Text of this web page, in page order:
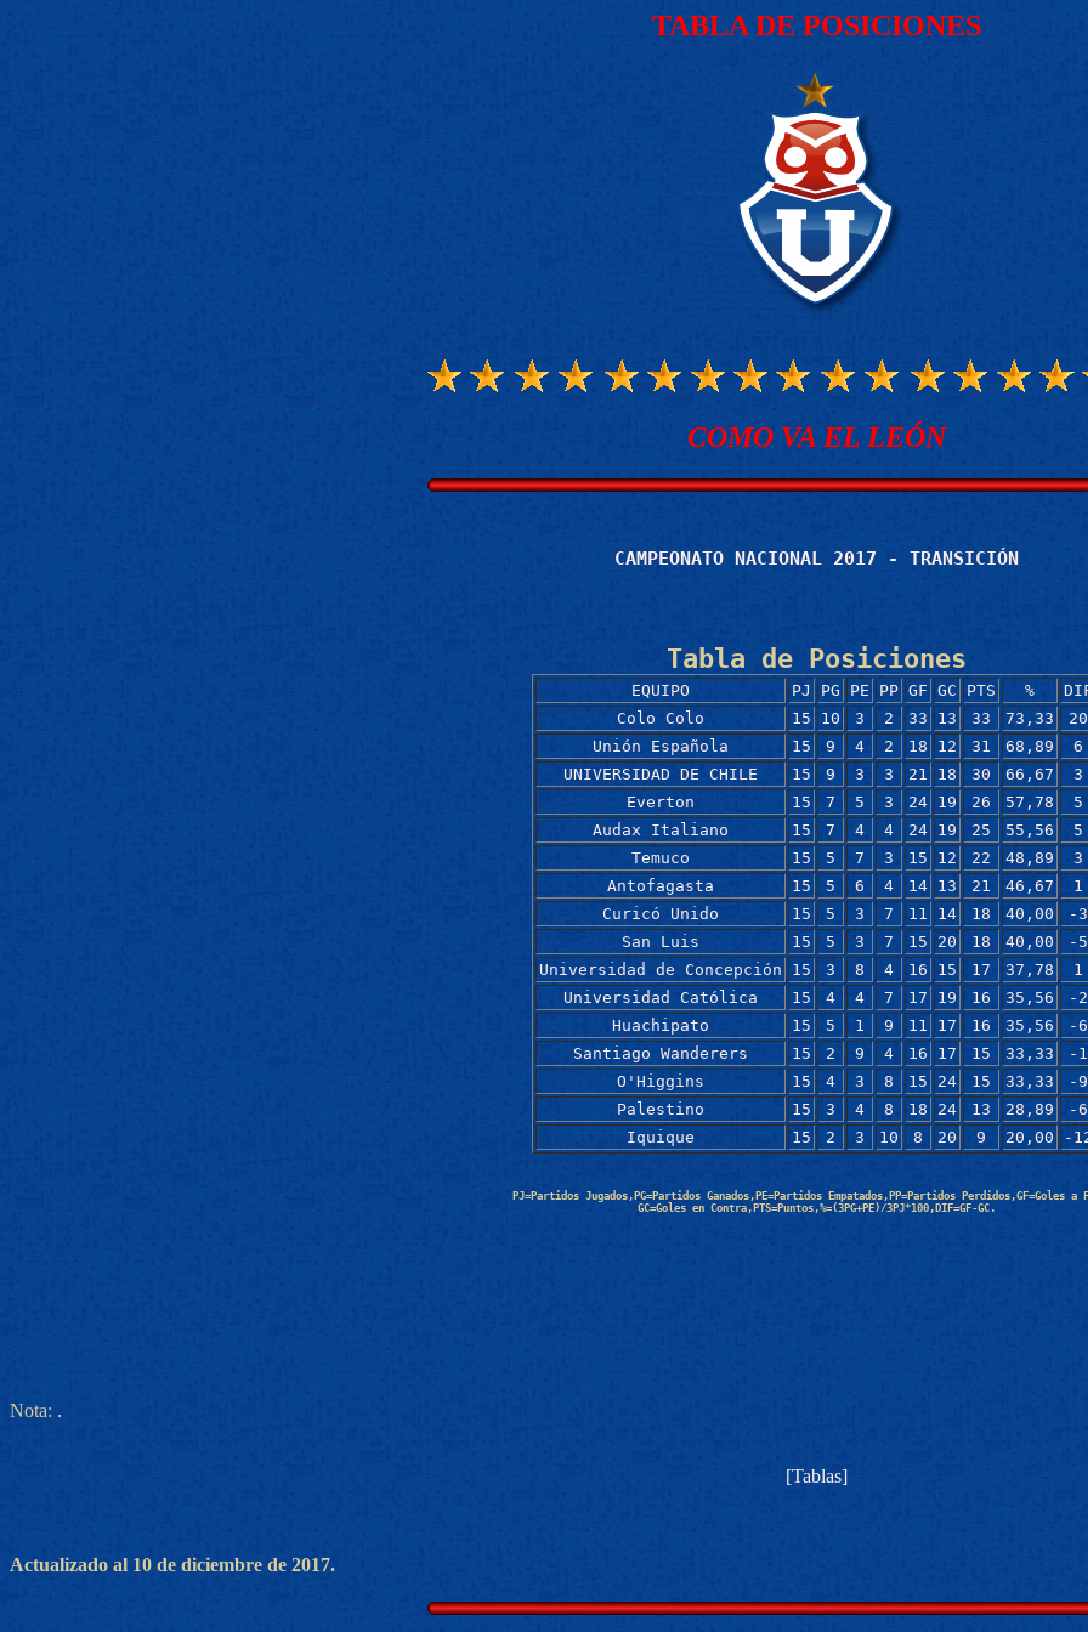
TABLA DE POSICIONES
COMO VA EL LEÓN
CAMPEONATO NACIONAL 2017 - TRANSICIÓN
Tabla de Posiciones
EQUIPO PJ PG PE PP GF GC PTS %
Colo Colo
15 10 3 2 33 13 33 73,33
20
Unión Española
15 9 4 2 18 12 31 68,89
6
UNIVERSIDAD DE CHILE
15 9 3 3 21 18 30 66,67
3
Everton
15 7 5 3 24 19 26 57,78
5
Audax Italiano
15 7 4 4 24 19 25 55,56
5
Temuco
15 5 7 3 15 12 22 48,89
3
Antofagasta
15 5 6 4 14 13 21 46,67
1
Curicó Unido
15 5 3 7 11 14 18 40,00
-3
San Luis
15 5 3 7 15 20 18 40,00
-5
Universidad de Concepción
15 3 8 4 16 15 17 37,78
1
Universidad Católica
15 4 4 7 17 19 16 35,56
-2
Huachipato
15 5 1 9 11 17 16 35,56
-6
Santiago Wanderers
15 2 9 4 16 17 15 33,33
-1
O'Higgins
15 4 3 8 15 24 15 33,33
-9
Palestino
15 3 4 8 18 24 13 28,89
-6
Iquique
15 2 3 10 8 20 9 20,00 -
PJ=Partidos Jugados,PG=Partidos Ganados,PE=Partidos Empatados,PP=Partidos Perdidos,GF=Goles a
GC=Goles en Contra,PTS=Puntos,%=(3PG+PE)/3PJ*100,DIF=GF-GC.
Nota: .
[Tablas]
Actualizado al 10 de diciembre de 2017.